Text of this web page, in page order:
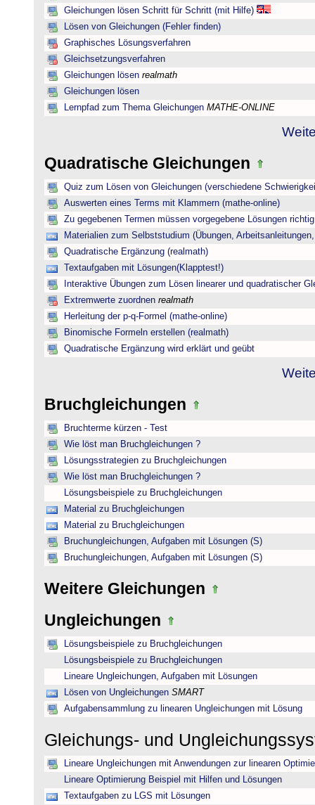
Gleichungen lösen Schritt für Schritt (mit Hilfe)
Lösen von Gleichungen (Fehler finden)
Graphisches Lösungsverfahren
Gleichsetzungsverfahren
Gleichungen lösen realmath
Gleichungen lösen
Lernpfad zum Thema Gleichungen MATHE-ONLINE
Quadratische Gleichungen
Quiz zum Lösen von Gleichungen (verschiedene
Auswerten eines Terms mit Klammern (mathe-online)
Zu gegebenen Termen müssen vorgegebene Lösungen
Materialien zum Selbststudium (Übungen,
Quadratische Ergänzung (realmath)
Textaufgaben mit Lösungen(Klapptest!)
Interaktive Übungen zum Lösen linearer und quadratischer
Extremwerte zuordnen realmath
Herleitung der p-q-Formel (mathe-online)
Binomische Formeln erstellen (realmath)
Quadratische Ergänzung wird erklärt und geübt
Bruchgleichungen
Bruchterme kürzen - Test
Wie löst man Bruchgleichungen ?
Lösungsstrategien zu Bruchgleichungen
Wie löst man Bruchgleichungen ?
Lösungsbeispiele zu Bruchgleichungen
Material zu Bruchgleichungen
Material zu Bruchgleichungen
Bruchungleichungen, Aufgaben mit Lösungen (S)
Bruchungleichungen, Aufgaben mit Lösungen (S)
Weitere Gleichungen
Ungleichungen
Lösungsbeispiele zu Bruchgleichungen
Lösungsbeispiele zu Bruchgleichungen
Lineare Ungleichungen, Aufgaben mit Lösungen
Lösen von Ungleichungen SMART
Aufgabensammlung zu linearen Ungleichungen mit Lösung
Gleichungs- und
Lineare Ungleichungen mit Anwendungen zur linearen
Lineare Optimierung Beispiel mit Hilfen und Lösungen
Textaufgaben zu LGS mit Lösungen